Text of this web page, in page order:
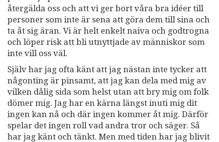
återgälda oss och att vi ger bort våra bra idéer till
personer som inte är sena att göra dem till sina och
ta åt sig äran. Vi är helt enkelt naiva och godtrogna
och löper risk att bli utnyttjade av människor som
inte vill oss väl.
Själv har jag ofta känt att jag nästan inte tycker att
någonting är pinsamt, att jag kan dela med mig av
vilken dålig sida som helst utan att bry mig om folk
dömer mig. Jag har en kärna längst inuti mig dit
ingen kan nå och där ingen kommer åt mig. Därför
spelar det ingen roll vad andra tror och säger. Så
har jag känt och tänkt. Men med tiden har jag blivit